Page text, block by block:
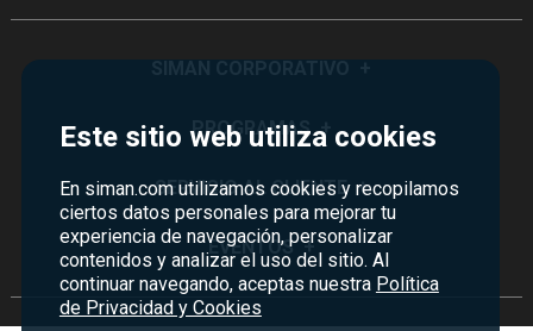
Este sitio web utiliza cookies
En siman.com utilizamos cookies y recopilamos
ciertos datos personales para mejorar tu
experiencia de navegación, personalizar
contenidos y analizar el uso del sitio. Al
continuar navegando, aceptas nuestra Política
de Privacidad y Cookies
Quiénes Somos
Historia
Sucursales
Servicios
Empleos Siman
PROGRAMAS +
Monedero
Certificados de Regalo
Siman PRO
Credisiman
SERVICIO AL CLIENTE +
Preguntas Frecuentes
Política de devoluciones y garantías
Contáctenos
EVENTOS +
Rebajas